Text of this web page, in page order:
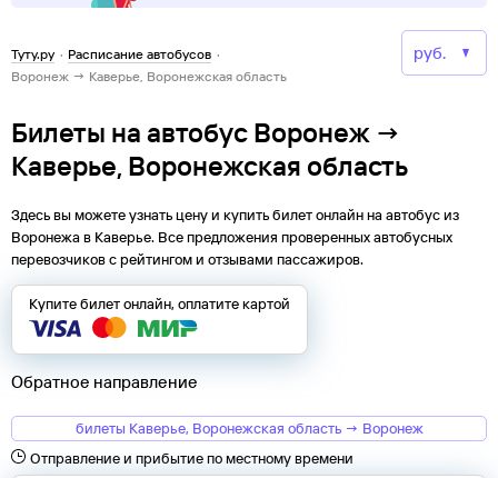
Туту.ру · Расписание автобусов ·
Воронеж → Каверье, Воронежская область
Билеты на автобус Воронеж →
Каверье, Воронежская область
Здесь вы можете узнать цену и купить билет онлайн на автобус из
Воронежав Каверье. Все предложения проверенных автобусных
перевозчиков с рейтингом и отзывами пассажиров.
Купите билет онлайн, оплатите картой
Обратное направление
билеты Каверье, Воронежская область → Воронеж
Отправление и прибытие по местному времени